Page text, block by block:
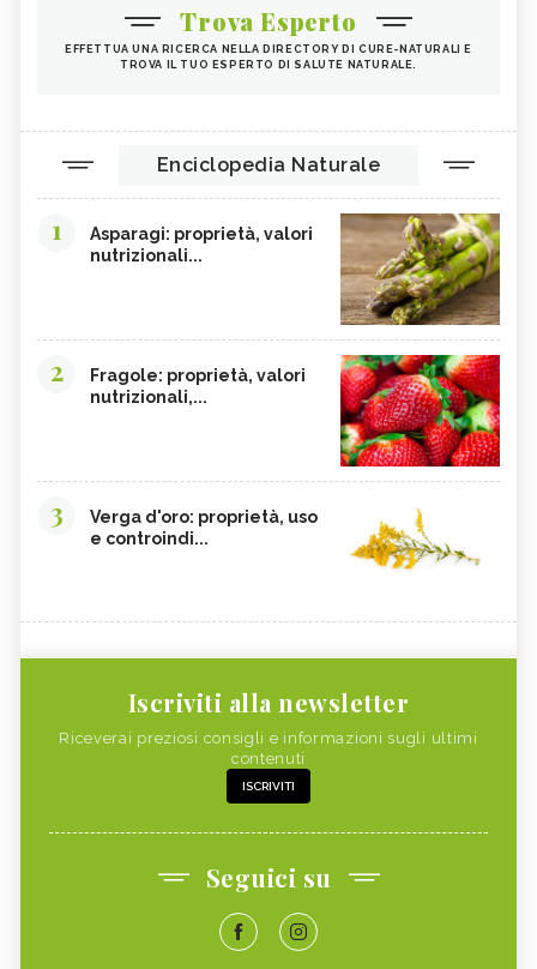
Trova Esperto
EFFETTUA UNA RICERCA NELLA DIRECTORY DI CURE-NATURALI E
TROVA IL TUO ESPERTO DI SALUTE NATURALE.
Enciclopedia Naturale
1
Asparagi: proprietà, valori
nutrizionali...
2
Fragole: proprietà, valori
nutrizionali,...
3
Verga d'oro: proprietà, uso
e controindi...
Iscriviti alla newsletter
Riceverai preziosi consigli e informazioni sugli ultimi
contenuti
ISCRIVITI
Seguici su